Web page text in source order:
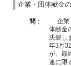
企業・団体献金
問：
企業
体献金
決裂し
年3月
が、最
連に限